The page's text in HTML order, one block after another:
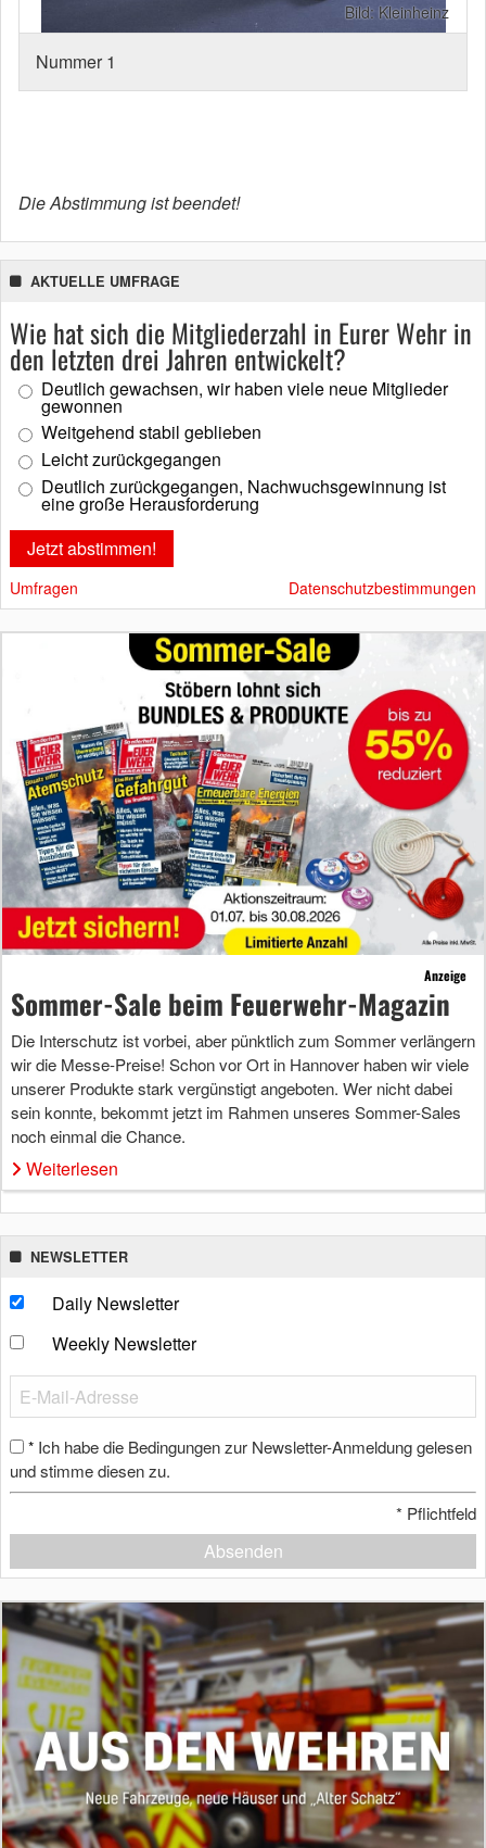
Bild: Kleinheinz
Nummer 1
Die Abstimmung ist beendet!
AKTUELLE UMFRAGE
Wie hat sich die Mitgliederzahl in Eurer Wehr in
den letzten drei Jahren entwickelt?
Deutlich gewachsen, wir haben viele neue Mitglieder
gewonnen
Weitgehend stabil geblieben
Leicht zurückgegangen
Deutlich zurückgegangen, Nachwuchsgewinnung ist
eine große Herausforderung
Umfragen Datenschutzbestimmungen
Anzeige
Sommer-Sale beim Feuerwehr-Magazin
Die Interschutz ist vorbei, aber pünktlich zum Sommer verlängern
wir die Messe-Preise! Schon vor Ort in Hannover haben wir viele
unserer Produkte stark vergünstigt angeboten. Wer nicht dabei
sein konnte, bekommt jetzt im Rahmen unseres Sommer-Sales
noch einmal die Chance.
Weiterlesen
NEWSLETTER
Daily Newsletter
Weekly Newsletter
* Ich habe die Bedingungen zur Newsletter-Anmeldung gelesen
und stimme diesen zu.
* Pflichtfeld
Absenden